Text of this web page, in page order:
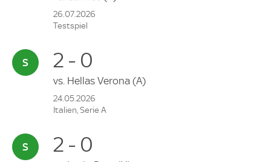
26.07.2026
Testspiel
2 - 0
vs. Hellas Verona (A)
24.05.2026
Italien, Serie A
2 - 0